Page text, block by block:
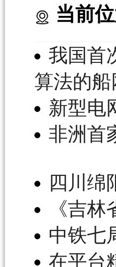
当前位
我国首
算法的
新型电
非洲首
四川绵
《吉
中铁七
在平台